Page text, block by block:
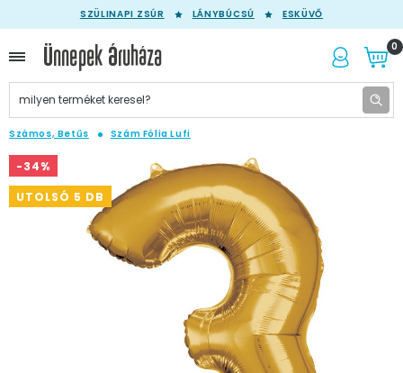
SZÜLINAPI ZSÚR LÁNYBÚCSÚ ESKÜVŐ
0
Számos, Betűs Szám Fólia Lufi
-34%
UTOLSÓ 5 DB